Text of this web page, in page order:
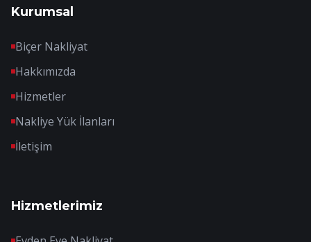
Kurumsal
Biçer Nakliyat
Hakkımızda
Hizmetler
Nakliye Yük İlanları
İletişim
Hizmetlerimiz